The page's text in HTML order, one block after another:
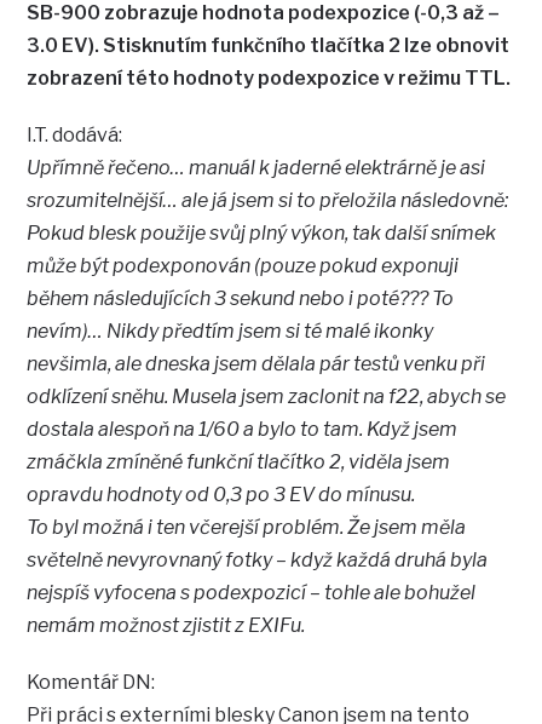
SB-900 zobrazuje hodnota podexpozice (-0,3 až –
3.0 EV). Stisknutím funkčního tlačítka 2 lze obnovit
zobrazení této hodnoty podexpozice v režimu TTL.
I.T. dodává:
Upřímně řečeno… manuál k jaderné elektrárně je asi
srozumitelnější… ale já jsem si to přeložila následovně:
Pokud blesk použije svůj plný výkon, tak další snímek
může být podexponován (pouze pokud exponuji
během následujících 3 sekund nebo i poté??? To
nevím)… Nikdy předtím jsem si té malé ikonky
nevšimla, ale dneska jsem dělala pár testů venku při
odklízení sněhu. Musela jsem zaclonit na f22, abych se
dostala alespoň na 1/60 a bylo to tam. Když jsem
zmáčkla zmíněné funkční tlačítko 2, viděla jsem
opravdu hodnoty od 0,3 po 3 EV do mínusu.
To byl možná i ten včerejší problém. Že jsem měla
světelně nevyrovnaný fotky – když každá druhá byla
nejspíš vyfocena s podexpozicí – tohle ale bohužel
nemám možnost zjistit z EXIFu.
Komentář DN:
Při práci s externími blesky Canon jsem na tento